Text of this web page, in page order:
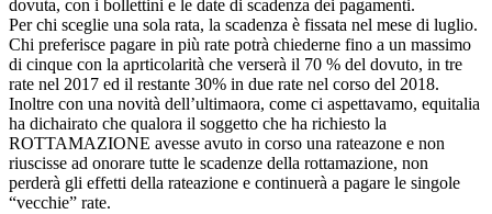
dovuta, con i bollettini e le date di scadenza dei pagamenti.
Per chi sceglie una sola rata, la scadenza è fissata nel mese di luglio.
Chi preferisce pagare in più rate potrà chiederne fino a un massimo
di cinque con la aprticolarità che verserà il 70 % del dovuto, in tre
rate nel 2017 ed il restante 30% in due rate nel corso del 2018.
Inoltre con una novità dell’ultimaora, come ci aspettavamo, equitalia
ha dichairato che qualora il soggetto che ha richiesto la
ROTTAMAZIONE avesse avuto in corso una rateazone e non
riuscisse ad onorare tutte le scadenze della rottamazione, non
perderà gli effetti della rateazione e continuerà a pagare le singole
“vecchie” rate.